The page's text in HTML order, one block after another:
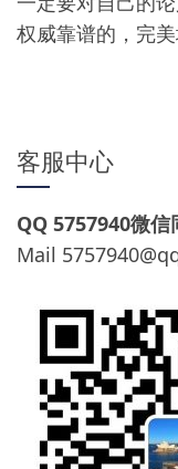
权威靠谱的，完
客服中心
QQ 5757940微信
Mail